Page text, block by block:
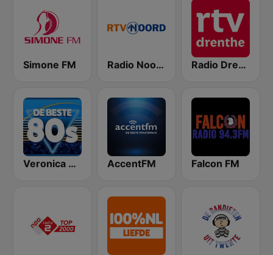
Simone FM Radio Noord Radio Drenthe
Veronica De Beste 80s AccentFM Falcon FM